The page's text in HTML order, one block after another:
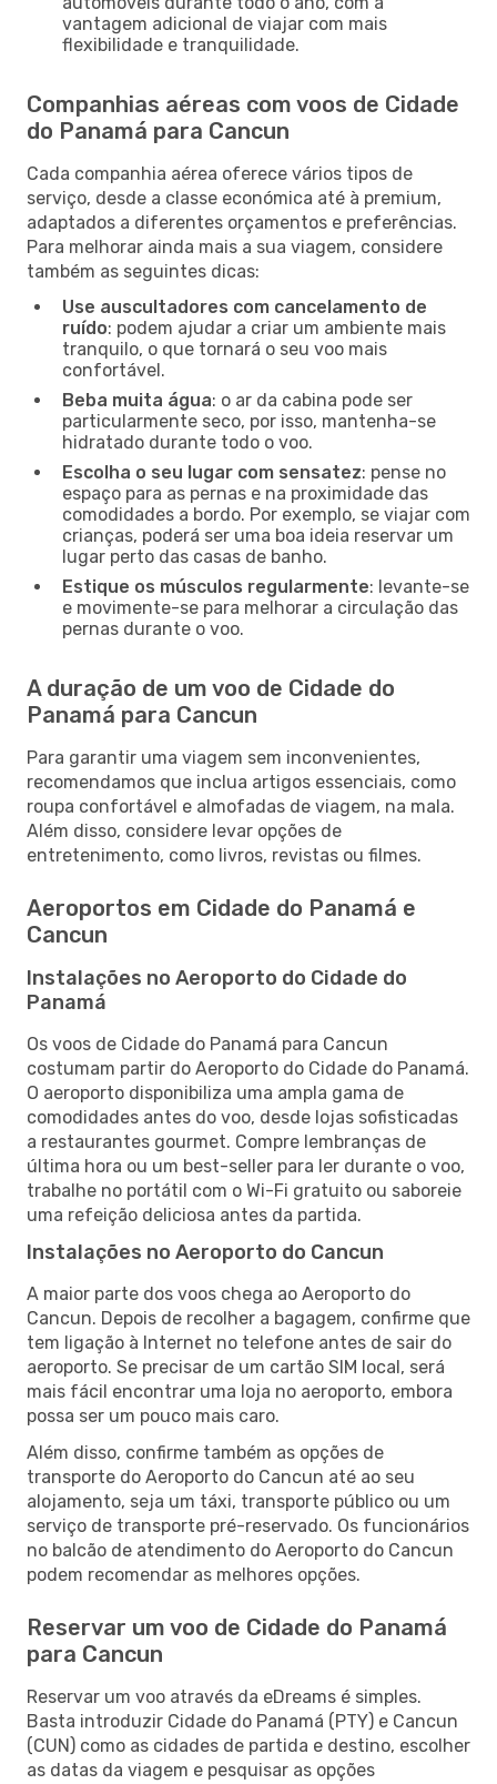
vantagem adicional de viajar com mais
flexibilidade e tranquilidade.
Companhias aéreas com voos de Cidade
do Panamá para Cancun
Cada companhia aérea oferece vários tipos de
serviço, desde a classe económica até à premium,
adaptados a diferentes orçamentos e preferências.
Para melhorar ainda mais a sua viagem, considere
também as seguintes dicas:
Use auscultadores com cancelamento de
ruído: podem ajudar a criar um ambiente mais
tranquilo, o que tornará o seu voo mais
confortável.
Beba muita água: o ar da cabina pode ser
particularmente seco, por isso, mantenha-se
hidratado durante todo o voo.
Escolha o seu lugar com sensatez: pense no
espaço para as pernas e na proximidade das
comodidades a bordo. Por exemplo, se viajar com
crianças, poderá ser uma boa ideia reservar um
lugar perto das casas de banho.
Estique os músculos regularmente: levante-se
e movimente-se para melhorar a circulação das
pernas durante o voo.
A duração de um voo de Cidade do
Panamá para Cancun
Para garantir uma viagem sem inconvenientes,
recomendamos que inclua artigos essenciais, como
roupa confortável e almofadas de viagem, na mala.
Além disso, considere levar opções de
entretenimento, como livros, revistas ou filmes.
Aeroportos em Cidade do Panamá e
Cancun
Instalações no Aeroporto do Cidade do
Panamá
Os voos de Cidade do Panamá para Cancun
costumam partir do Aeroporto do Cidade do Panamá.
O aeroporto disponibiliza uma ampla gama de
comodidades antes do voo, desde lojas sofisticadas
a restaurantes gourmet. Compre lembranças de
última hora ou um best-seller para ler durante o voo,
trabalhe no portátil com o Wi-Fi gratuito ou saboreie
uma refeição deliciosa antes da partida.
Instalações no Aeroporto do Cancun
A maior parte dos voos chega ao Aeroporto do
Cancun. Depois de recolher a bagagem, confirme que
tem ligação à Internet no telefone antes de sair do
aeroporto. Se precisar de um cartão SIM local, será
mais fácil encontrar uma loja no aeroporto, embora
possa ser um pouco mais caro.
Além disso, confirme também as opções de
transporte do Aeroporto do Cancun até ao seu
alojamento, seja um táxi, transporte público ou um
serviço de transporte pré-reservado. Os funcionários
no balcão de atendimento do Aeroporto do Cancun
podem recomendar as melhores opções.
Reservar um voo de Cidade do Panamá
para Cancun
Reservar um voo através da eDreams é simples.
Basta introduzir Cidade do Panamá (PTY) e Cancun
(CUN) como as cidades de partida e destino, escolher
as datas da viagem e pesquisar as opções